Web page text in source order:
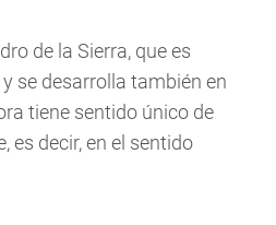
de la Sierra, que es
se desarrolla también en
tiene sentido único de
es decir, en el sentido